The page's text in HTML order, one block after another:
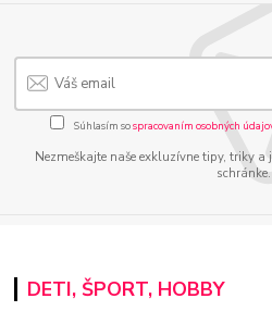
Súhlasím sospracovaním osobných
Nezmeškajte naše exkluzívne tipy, triky a
schránke.
DETI, ŠPORT, HOBBY